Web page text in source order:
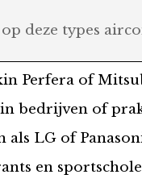
deze types
Perfera of
bedrijven of
als LG of
en